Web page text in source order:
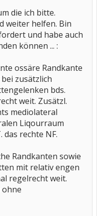
die ich bitte.
weiter helfen. Bin
und habe auch
können ... :
ossäre Randkante
zusätzlich
bds.
weit. Zusätzl.
mediolateral
Liqourraum
das rechte NF.
Randkanten sowie
mit relativ engen
regelrecht weit.